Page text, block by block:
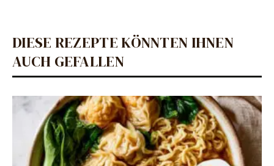
DIESE REZEPTE KÖNNTEN IHNEN
AUCH GEFALLEN